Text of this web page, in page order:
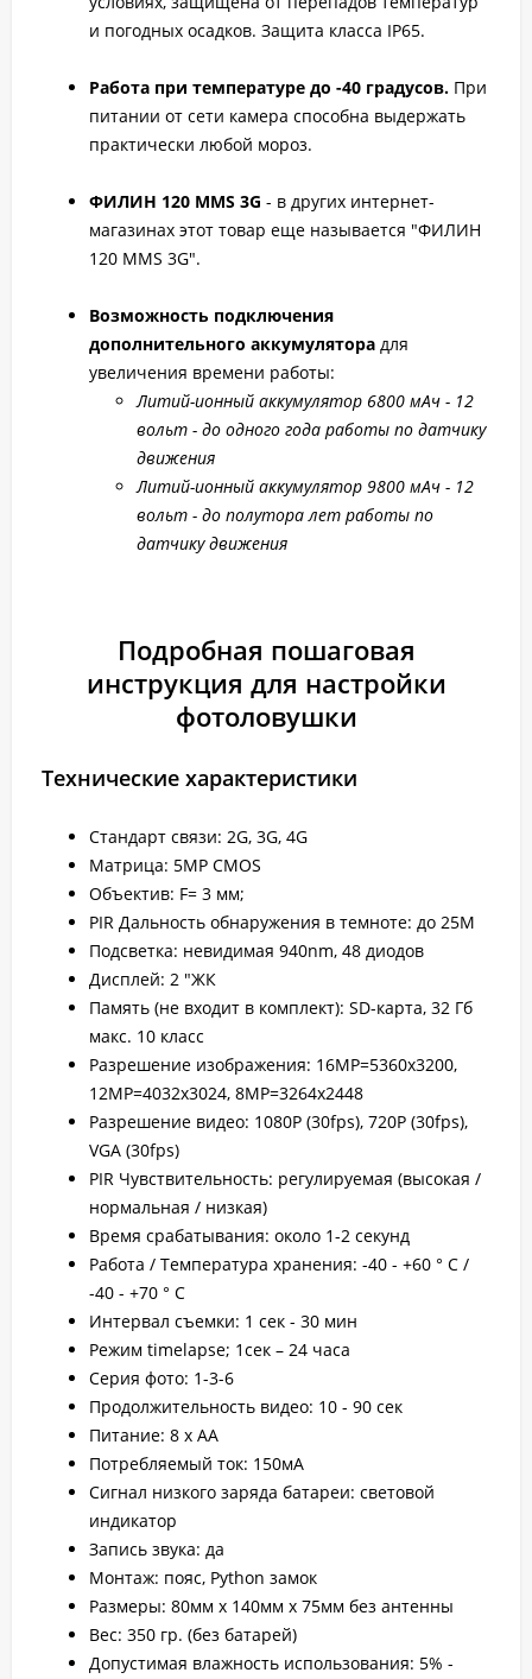
и погодных осадков. Защита класса IP65.
Работа при температуре до -40 градусов. При
питании от сети камера способна выдержать
практически любой мороз.
ФИЛИН 120 MMS 3G - в других интернет-
магазинах этот товар еще называется "ФИЛИН
120 MMS 3G".
Возможность подключения
дополнительного аккумулятора для
увеличения времени работы:
Литий-ионный аккумулятор 6800 мАч - 12
вольт - до одного года работы по датчику
движения
Литий-ионный аккумулятор 9800 мАч - 12
вольт - до полутора лет работы по
датчику движения
Подробная пошаговая
инструкция для настройки
фотоловушки
Технические характеристики
Стандарт связи: 2G, 3G, 4G
Матрица: 5MP CMOS
Объектив: F= 3 мм;
PIR Дальность обнаружения в темноте: до 25M
Подсветка: невидимая 940nm, 48 диодов
Дисплей: 2 "ЖК
Память (не входит в комплект): SD-карта, 32 Гб
макс. 10 класс
Разрешение изображения: 16MP=5360х3200,
12МР=4032x3024, 8MP=3264x2448
Разрешение видео: 1080P (30fps), 720P (30fps),
VGA (30fps)
PIR Чувствительность: регулируемая (высокая /
нормальная / низкая)
Время срабатывания: около 1-2 секунд
Работа / Температура хранения: -40 - +60 ° C /
-40 - +70 ° C
Интервал съемки: 1 сек - 30 мин
Режим timelapse; 1сек – 24 часа
Серия фото: 1-3-6
Продолжительность видео: 10 - 90 сек
Питание: 8 х АА
Потребляемый ток: 150мА
Сигнал низкого заряда батареи: световой
индикатор
Запись звука: да
Монтаж: пояс, Python замок
Размеры: 80мм x 140мм x 75мм без антенны
Вес: 350 гр. (без батарей)
Допустимая влажность использования: 5% -